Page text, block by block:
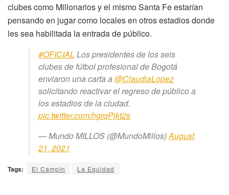
clubes como Millonarios y el mismo Santa Fe estarían
pensando en jugar como locales en otros estadios donde
les sea habilitada la entrada de público.
#OFICIAL Los presidentes de los seis
clubes de fútbol profesional de Bogotá
enviaron una carta a@ClaudiaLopez
solicitando reactivar el regreso de público a
los estadios de la ciudad.
pic.twitter.com/hgrqPjkt2s
— Mundo MILLOS (@MundoMillos)August
21, 2021
Tags: El Campín La Equidad